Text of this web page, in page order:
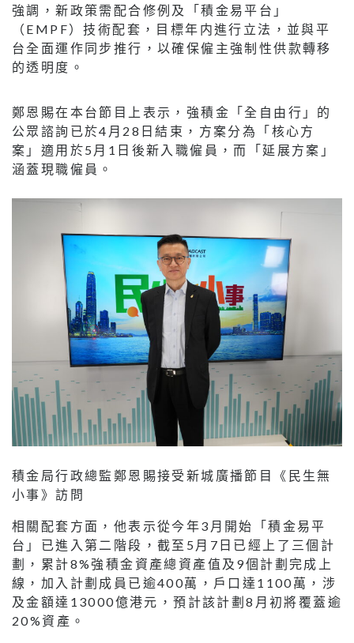
強調，新政策需配合修例及「積金易平台」
（EMPF）技術配套，目標年内進行立法，並與平
台全面運作同步推行，以確保僱主強制性供款轉移
的透明度。
鄭恩賜在本台節目上表示，強積金「全自由行」的
公眾諮詢已於4月28日結束，方案分為「核心方
案」適用於5月1日後新入職僱員，而「延展方案」
涵蓋現職僱員。
積金局行政總監鄭恩賜接受新城廣播節目《民生無
小事》訪問
相關配套方面，他表示從今年3月開始「積金易平
台」已進入第二階段，截至5月7日已經上了三個計
劃，累計8%強積金資產總資產值及9個計劃完成上
線，加入計劃成員已逾400萬，戶口達1100萬，涉
及金額達13000億港元，預計該計劃8月初將覆蓋逾
20%資產。